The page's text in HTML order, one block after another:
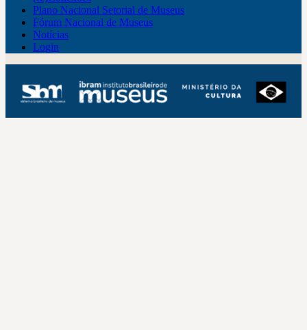
Plano Nacional Setorial de Museus
Fórum Nacional de Museus
Notícias
Login